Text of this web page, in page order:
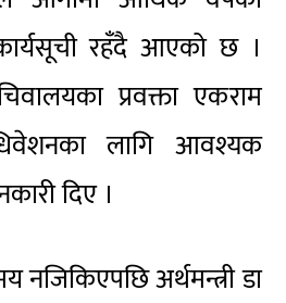
रहँदै आएको छ ।
प्रवक्ता एकराम
लागि आवश्यक
दिए ।
नजिकिएपछि अर्थमन्त्री डा